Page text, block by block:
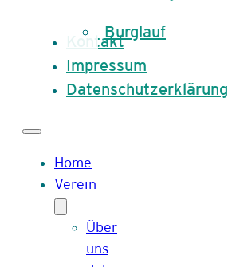
Burglauf
Kontakt
Impressum
Datenschutzerklärung
Home
Verein
Über
uns